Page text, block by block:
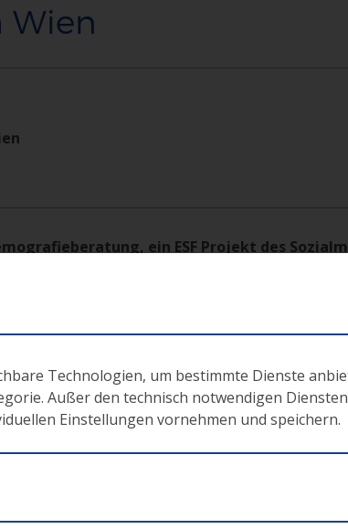
Wien
ein ESF Projekt des
für meinen Betrieb?
Region Ost
gutes Älterwerden im Betrieb gelingt“
Technologien, um bestimmte Dienste
Außer den technisch notwendigen
Einstellungen vornehmen und speichern.